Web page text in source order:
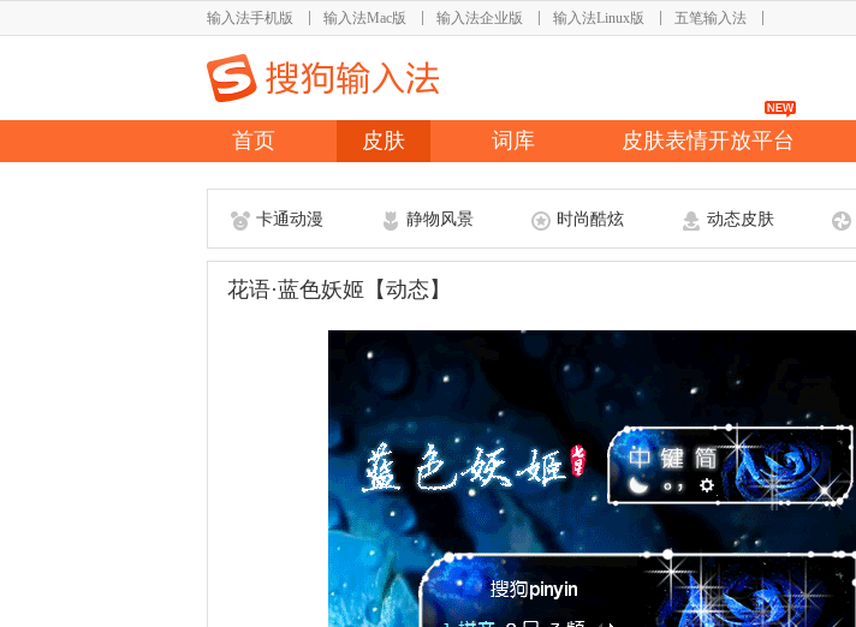
输入法手机版 输入法Mac版 输入法企业版 输入法Linux版 五笔输入法
首页 皮肤 词库 皮肤表情开放平台
卡通动漫 静物风景 时尚酷炫 动态皮肤
花语·蓝色妖姬【动态】